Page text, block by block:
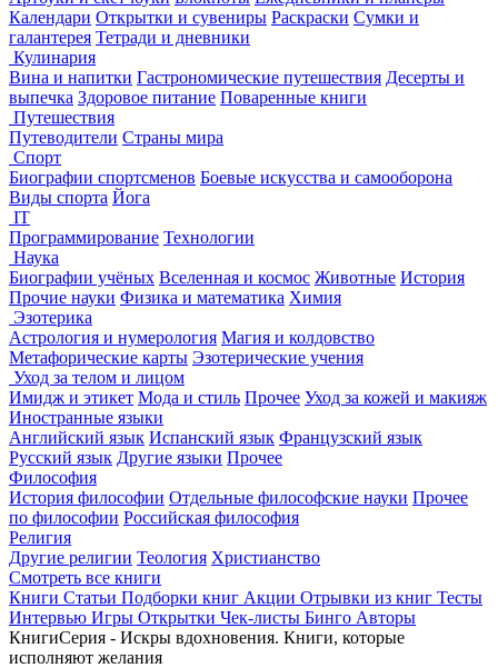
Календари Открытки и сувениры Раскраски Сумки и
галантерея Тетради и дневники
Кулинария
Вина и напитки Гастрономические путешествия Десерты и
выпечка Здоровое питание Поваренные книги
Путешествия
Путеводители Страны мира
Спорт
Биографии спортсменов Боевые искусства и самооборона
Виды спорта Йога
IT
Программирование Технологии
Наука
Биографии учёных Вселенная и космос Животные История
Прочие науки Физика и математика Химия
Эзотерика
Астрология и нумерология Магия и колдовство
Метафорические карты Эзотерические учения
Уход за телом и лицом
Имидж и этикет Мода и стиль Прочее Уход за кожей и макияж
Иностранные языки
Английский язык Испанский язык Французский язык
Русский язык Другие языки Прочее
Философия
История философии Отдельные философские науки Прочее
по философии Российская философия
Религия
Другие религии Теология Христианство
Смотреть все книги
Книги Статьи Подборки книг Акции Отрывки из книг Тесты
Интервью Игры Открытки Чек-листы Бинго Авторы
КнигиСерия - Искры вдохновения. Книги, которые
исполняют желания